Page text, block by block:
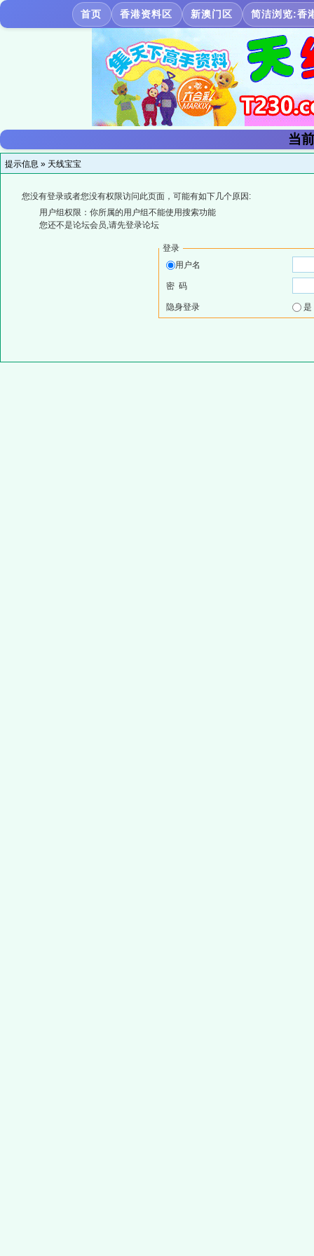
首页 香港资料区 新澳门区 简洁浏览:香
当
提示信息 » 天线宝宝
您没有登录或者您没有权限访问此页面，可能有如下几个原因:
用户组权限：你所属的用户组不能使用搜索功能
您还不是论坛会员,请先登录论坛
登录
用户名
密 码
隐身登录